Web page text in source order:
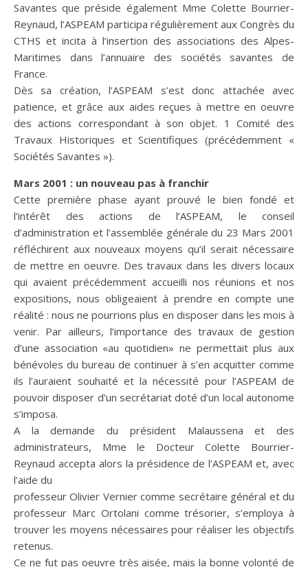
Savantes que préside également Mme Colette Bourrier-
Reynaud, l’ASPEAM participa régulièrement aux Congrès du
CTHS et incita à l’insertion des associations des Alpes-
Maritimes dans l’annuaire des sociétés savantes de
France.
Dès sa création, l’ASPEAM s’est donc attachée avec
patience, et grâce aux aides reçues à mettre en oeuvre
des actions correspondant à son objet. 1 Comité des
Travaux Historiques et Scientifiques (précédemment «
Sociétés Savantes »).
Mars 2001 : un nouveau pas à franchir
Cette première phase ayant prouvé le bien fondé et
l’intérêt des actions de l’ASPEAM, le conseil
d’administration et l’assemblée générale du 23 Mars 2001
réfléchirent aux nouveaux moyens qu’il serait nécessaire
de mettre en oeuvre. Des travaux dans les divers locaux
qui avaient précédemment accueilli nos réunions et nos
expositions, nous obligeaient à prendre en compte une
réalité : nous ne pourrions plus en disposer dans les mois à
venir. Par ailleurs, l’importance des travaux de gestion
d’une association «au quotidien» ne permettait plus aux
bénévoles du bureau de continuer à s’en acquitter comme
ils l’auraient souhaité et la nécessité pour l’ASPEAM de
pouvoir disposer d’un secrétariat doté d’un local autonome
s’imposa.
A la demande du président Malaussena et des
administrateurs, Mme le Docteur Colette Bourrier-
Reynaud accepta alors la présidence de l’ASPEAM et, avec
l’aide du
professeur Olivier Vernier comme secrétaire général et du
professeur Marc Ortolani comme trésorier, s’employa à
trouver les moyens nécessaires pour réaliser les objectifs
retenus.
Ce ne fut pas oeuvre très aisée, mais la bonne volonté de